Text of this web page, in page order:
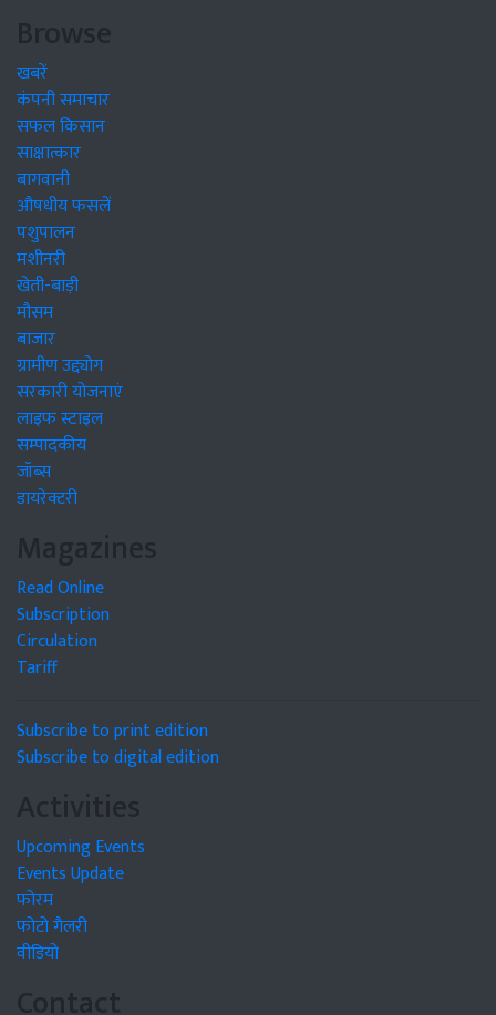
Browse
खबरें
कंपनी समाचार
सफल किसान
साक्षात्कार
बागवानी
औषधीय फसलें
पशुपालन
मशीनरी
खेती-बाड़ी
मौसम
बाजार
ग्रामीण उद्द्योग
सरकारी योजनाएं
लाइफ स्टाइल
सम्पादकीय
जॉब्स
डायरेक्टरी
Magazines
Read Online
Subscription
Circulation
Tariff
Subscribe to print edition
Subscribe to digital edition
Activities
Upcoming Events
Events Update
फोरम
फोटो गैलरी
वीडियो
Contact